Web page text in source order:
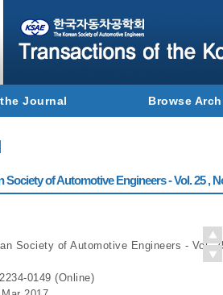
Journal Browse
of Automotive Engineers - Vol. 25 ,
Society of Automotive Engineers - Vol.
0149 (Online)